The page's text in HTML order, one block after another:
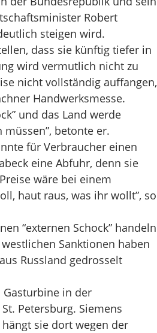
Robert
steigen wird.
dass sie künftig tiefer in
wird vermutlich nicht zu
nicht vollständig auffangen,
Handwerksmesse.
und das Land werde
betonte er.
für Verbraucher einen
eine Abfuhr, denn sie
wäre bei einem
haut raus, was ihr wollt”, so
“externen Schock” handeln
Sanktionen haben
Russland gedrosselt
in der
Petersburg. Siemens
sie dort wegen der